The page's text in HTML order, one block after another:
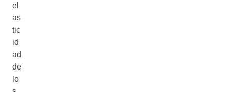
el
as
tic
id
ad
de
lo